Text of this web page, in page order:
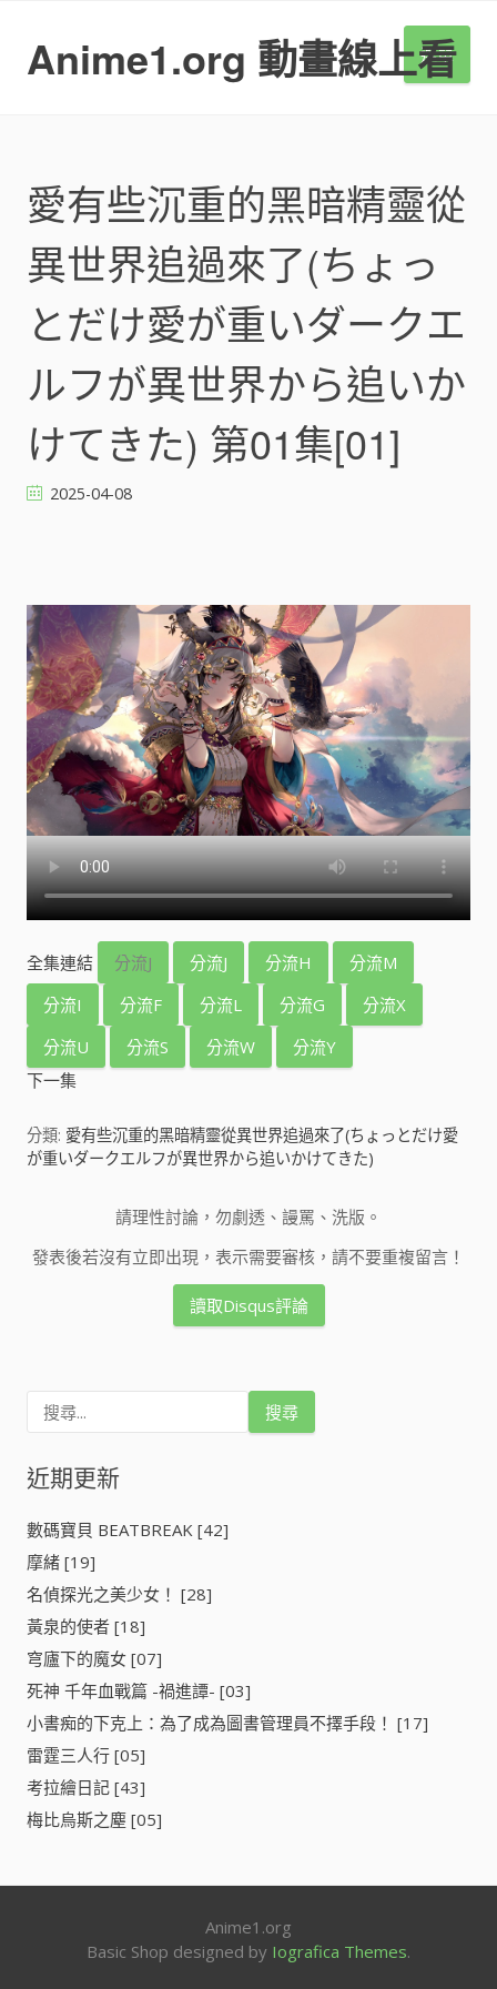
Anime1.org 動畫線上看
選單
愛有些沉重的黑暗精靈從
異世界追過來了(ちょっ
とだけ愛が重いダークエ
ルフが異世界から追いか
けてきた) 第01集[01]
2025-04-08
全集連結 分流J 分流J 分流H
分流M
分流I
分流F 分流L 分流G
分流X
分流U
分流S 分流W
分流Y
下一集
分類: 愛有些沉重的黑暗精靈從異世界追過來了(ちょっとだけ愛
が重いダークエルフが異世界から追いかけてきた)
請理性討論，勿劇透、謾罵、洗版。
發表後若沒有立即出現，表示需要審核，請不要重複留言！
讀取Disqus評論
字
近期更新
數碼寶貝 BEATBREAK [42]
摩緒 [19]
名偵探光之美少女！ [28]
黃泉的使者 [18]
穹廬下的魔女 [07]
死神 千年血戰篇 -禍進譚- [03]
小書痴的下克上：為了成為圖書管理員不擇手段！ [17]
雷霆三人行 [05]
考拉繪日記 [43]
梅比烏斯之塵 [05]
Anime1.org
Basic Shop designed by Iografica Themes.